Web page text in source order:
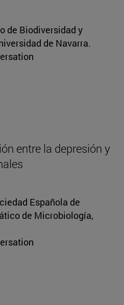
de Biodiversidad y
de Navarra.
entre la depresión y
Española de
de Microbiología,